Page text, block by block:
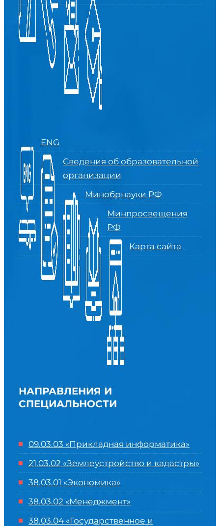
ENG
Сведения об образовательной
организации
Минобрнауки РФ
Минпросвещения
РФ
Карта сайта
НАПРАВЛЕНИЯ И
СПЕЦИАЛЬНОСТИ
09.03.03 «Прикладная информатика»
21.03.02 «Землеустройство и кадастры»
38.03.01 «Экономика»
38.03.02 «Менеджмент»
38.03.04 «Государственное и